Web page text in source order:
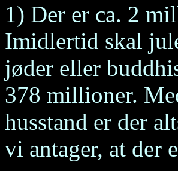
1) Der er ca. 2
Imidlertid skal
jøder eller
378 millioner.
husstand er der
vi antager, at der